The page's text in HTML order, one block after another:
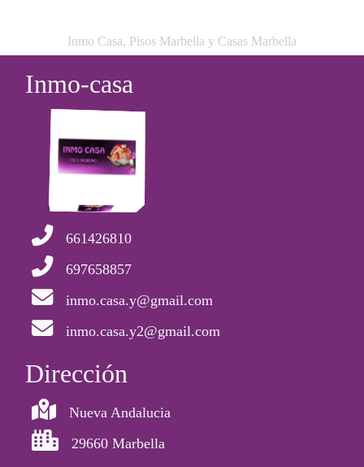
Inmo Casa, Pisos Marbella y Casas Marbella
Inmo-casa
661426810
697658857
inmo.casa.y@gmail.com
inmo.casa.y2@gmail.com
Dirección
Nueva Andalucia
29660 Marbella